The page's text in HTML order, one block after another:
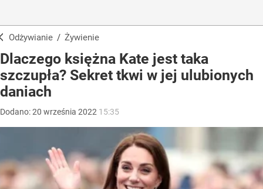
Odżywianie / Żywienie
Dlaczego księżna Kate jest taka
szczupła? Sekret tkwi w jej ulubionych
daniach
Dodano:20 września 2022 15:35